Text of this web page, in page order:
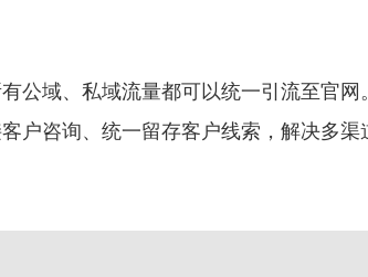
公域、私域流量都可以统一引流至官网
户咨询、统一留存客户线索，解决多渠